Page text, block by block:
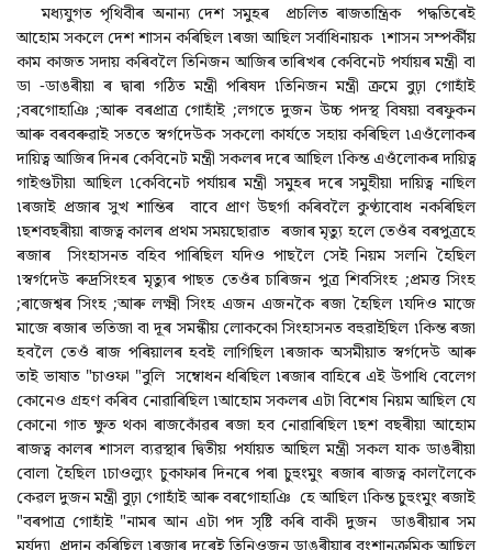
মধ্যযুগত পৃথিবীৰ অনান্য দেশ সমুহৰ প্ৰচলিত ৰাজতান্ত্ৰিক পদ্ধতিৰেই
আহোম সকলে দেশ শাসন কৰিছিল ৷ৰজা আছিল সৰ্বাধিনায়ক ৷শাসন সম্পৰ্কীয়
কাম কাজত সদায় কৰিবলৈ তিনিজন আজিৰ তাৰিখৰ কেবিনেট পৰ্যায়ৰ মন্ত্ৰী বা
ডা -ডাঙৰীয়া ৰ দ্বাৰা গঠিত মন্ত্ৰী পৰিষদ ৷তিনিজন মন্ত্ৰী ক্ৰমে বুঢ়া গোহাঁই
;বৰগোহাঞি ;আৰু বৰপ্ৰাত্ৰ গোহাঁই ;লগতে দুজন উচ্চ পদস্থ বিষয়া বৰফুকন
আৰু বৰবৰুৱাই সততে স্বৰ্গদেউক সকলো কাৰ্যতে সহায় কৰিছিল ৷এওঁলোকৰ
দায়িত্ব আজিৰ দিনৰ কেবিনেট মন্ত্ৰী সকলৰ দৰে আছিল ৷কিন্ত এওঁলোকৰ দায়িত্ব
গাইগুটীয়া আছিল ৷কেবিনেট পৰ্যায়ৰ মন্ত্ৰী সমুহৰ দৰে সমুহীয়া দায়িত্ব নাছিল
৷ৰজাই প্ৰজাৰ সুখ শান্তিৰ বাবে প্ৰাণ উছৰ্গা কৰিবলৈ কুণ্ঠাবোধ নকৰিছিল
৷ছশবছৰীয়া ৰাজত্ব কালৰ প্ৰথম সময়ছোৱাত ৰজাৰ মৃত্যু হলে তেওঁৰ বৰপুত্ৰহে
ৰজাৰ সিংহাসনত বহিব পাৰিছিল যদিও পাছলৈ সেই নিয়ম সলনি হৈছিল
৷স্বৰ্গদেউ ৰুদ্ৰসিংহৰ মৃত্যুৰ পাছত তেওঁৰ চাৰিজন পুত্ৰ শিবসিংহ ;প্ৰমত্ত সিংহ
;ৰাজেশ্বৰ সিংহ ;আৰু লক্ষ্মী সিংহ এজন এজনকৈ ৰজা হৈছিল ৷যদিও মাজে
মাজে ৰজাৰ ভতিজা বা দূৰ সমন্ধীয় লোককো সিংহাসনত বহুৱাইছিল ৷কিন্ত ৰজা
হবলৈ তেওঁ ৰাজ পৰিয়ালৰ হবই লাগিছিল ৷ৰজাক অসমীয়াত স্বৰ্গদেউ আৰু
তাই ভাষাত "চাওফা "বুলি সম্বোধন ধৰিছিল ৷ৰজাৰ বাহিৰে এই উপাধি বেলেগ
কোনেও গ্ৰহণ কৰিব নোৱাৰিছিল ৷আহোম সকলৰ এটা বিশেষ নিয়ম আছিল যে
কোনো গাত ক্ষুত থকা ৰাজকোঁৱৰ ৰজা হব নোৱাৰিছিল ৷ছশ বছৰীয়া আহোম
ৰাজত্ব কালৰ শাসল ব্যৱস্থাৰ দ্বিতীয় পৰ্যায়ত আছিল মন্ত্ৰী সকল যাক ডাঙৰীয়া
বোলা হৈছিল ৷চাওল্যুং চুকাফাৰ দিনৰে পৰা চুহুংমুং ৰজাৰ ৰাজত্ব কাললৈকে
কেৱল দুজন মন্ত্ৰী বুঢ়া গোহাঁই আৰু বৰগোহাঞি হে আছিল ৷কিন্ত চুহুংমুং ৰজাই
"বৰপাত্ৰ গোহাঁই "নামৰ আন এটা পদ সৃষ্টি কৰি বাকী দুজন ডাঙৰীয়াৰ সম
মৰ্যদ্যা প্ৰদান কৰিছিল ৷ৰজাৰ দৰেই তিনিওজন ডাঙৰীয়াৰ বংশানুক্ৰমিক আছিল